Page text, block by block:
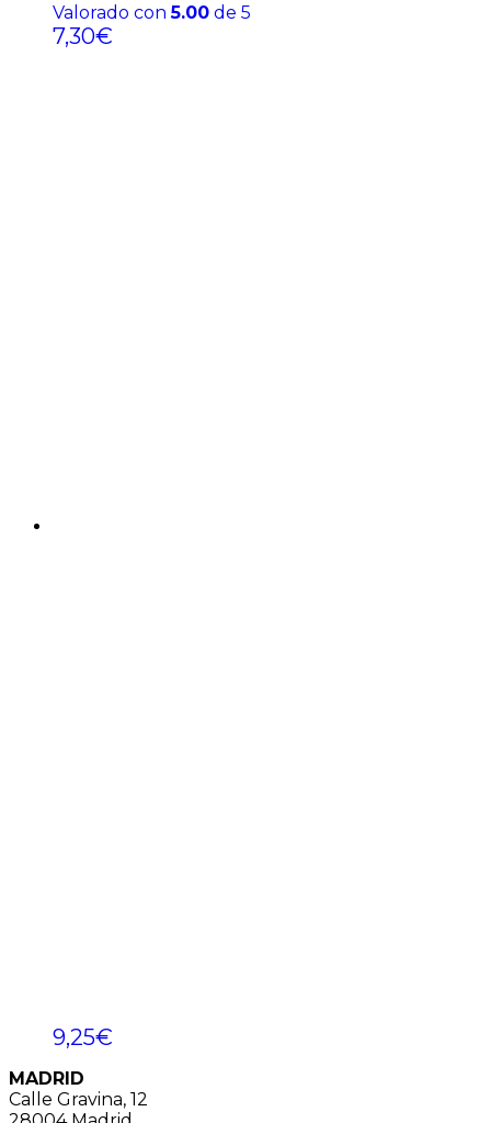
Valorado con5.00 de 5
7,30€
9,25€
MADRID
Calle Gravina, 12